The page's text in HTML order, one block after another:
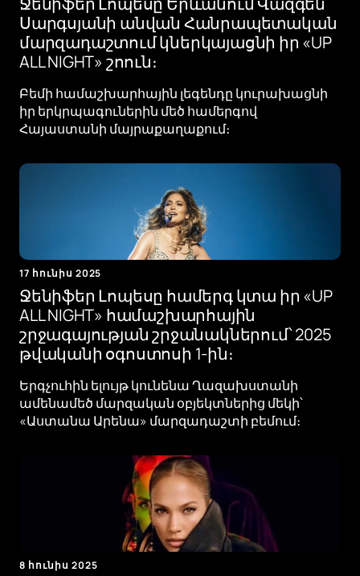
Սարգսյանի անվան Հանրապետական ​​
մարզադաշտում կներկայացնի իր «UP
ALL NIGHT» շոուն։
Բեմի համաշխարհային լեգենդը կուրախացնի
իր երկրպագուներին մեծ համերգով
Հայաստանի մայրաքաղաքում։
17 հունիս 2025
Ջենիֆեր Լոպեսը համերգ կտա իր «UP
ALL NIGHT» համաշխարհային
շրջագայության շրջանակներում՝ 2025
թվականի օգոստոսի 1-ին։
Երգչուհին ելույթ կունենա Ղազախստանի
ամենամեծ մարզական օբյեկտներից մեկի՝
«Աստանա Արենա» մարզադաշտի բեմում։
8 հունիս 2025